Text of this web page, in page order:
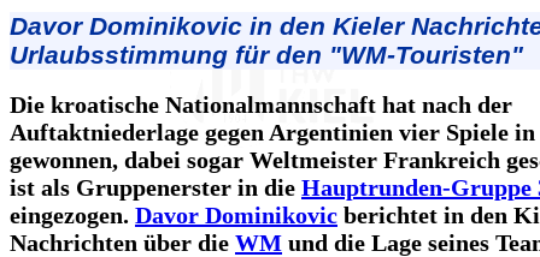
Davor Dominikovic in den Kieler
Urlaubsstimmung für den "WM-Touristen"
Die kroatische Nationalmannschaft hat nach der
Auftaktniederlage gegen Argentinien vier Spiele in
gewonnen, dabei sogar Weltmeister Frankreich
ist als Gruppenerster in die Hauptrunden-Gruppe
eingezogen. Davor Dominikovic berichtet in den
Nachrichten über die WM und die Lage seines